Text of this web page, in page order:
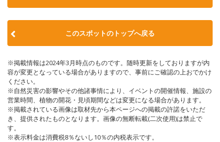
このスポットのトップへ戻る
※掲載情報は2024年3月時点のものです。随時更新をしておりますが内
容が変更となっている場合がありますので、事前にご確認の上おでかけ
ください。
※自然災害の影響やその他諸事情により、イベントの開催情報、施設の
営業時間、植物の開花・見頃期間などは変更になる場合があります。
※掲載されている画像は取材先から本ページへの掲載の許諾をいただ
き、提供されたものとなります。画像の無断転載(二次使用)は禁止で
す。
※表示料金は消費税8％ないし10％の内税表示です。